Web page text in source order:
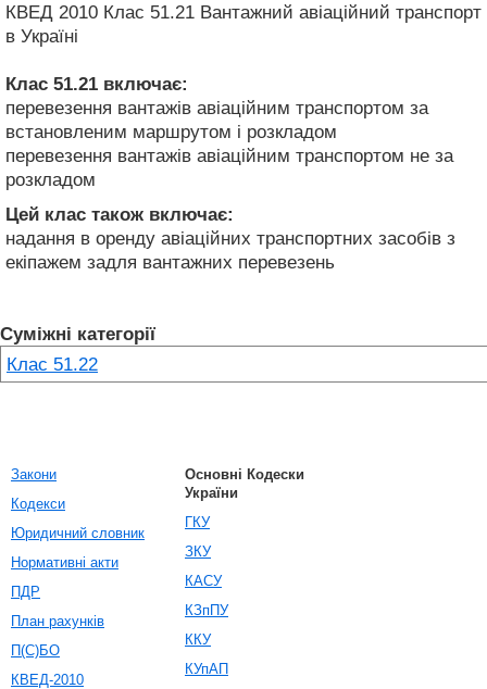
КВЕД 2010 Клас 51.21 Вантажний авіаційний транспорт
в Україні
Клас 51.21 включає:
перевезення вантажів авіаційним транспортом за
встановленим маршрутом і розкладом
перевезення вантажів авіаційним транспортом не за
розкладом
Цей клас також включає:
надання в оренду авіаційних транспортних засобів з
екіпажем задля вантажних перевезень
Суміжні категорії
Клас 51.22
Закони
Кодекси
Юридичний словник
Нормативні акти
ПДР
План рахунків
П(С)БО
КВЕД-2010
Основні Кодески
України
ГКУ
ЗКУ
КАСУ
КЗпПУ
ККУ
КУпАП